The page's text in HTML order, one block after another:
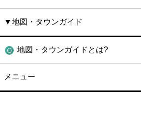
▼地図・タウンガイド
地図・タウンガイドとは?
メニュー